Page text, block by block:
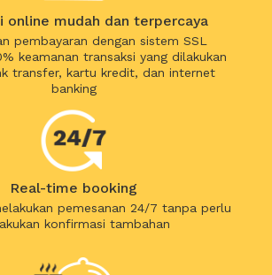
online mudah dan terpercaya
pembayaran dengan sistem SSL
keamanan transaksi yang dilakukan
transfer, kartu kredit, dan internet
banking
Real-time booking
pemesanan 24/7 tanpa perlu
konfirmasi tambahan